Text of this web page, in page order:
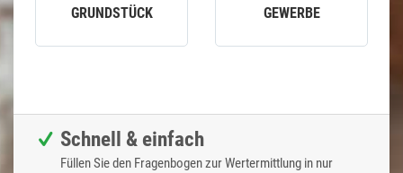
GRUNDSTÜCK GEWERBE
Schnell & einfach
Füllen Sie den Fragenbogen zur Wertermittlung in nur